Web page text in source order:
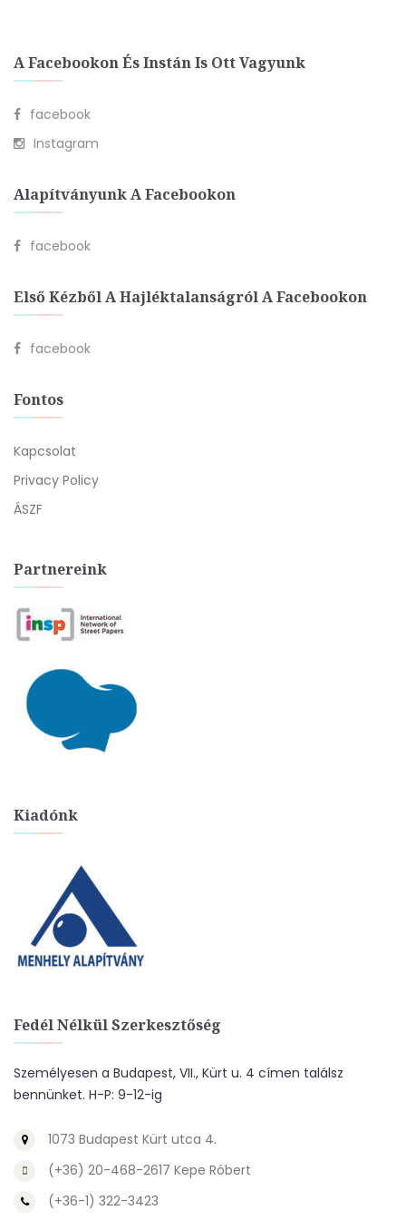
A Facebookon És Instán Is Ott Vagyunk
facebook
Instagram
Alapítványunk A Facebookon
facebook
Első Kézből A Hajléktalanságról A Facebookon
facebook
Fontos
Kapcsolat
Privacy Policy
ÁSZF
Partnereink
Kiadónk
Fedél Nélkül Szerkesztőség
Személyesen a Budapest, VII., Kürt u. 4 címen találsz
bennünket. H-P: 9-12-ig
1073 Budapest Kürt utca 4.
(+36) 20-468-2617 Kepe Róbert
(+36-1) 322-3423